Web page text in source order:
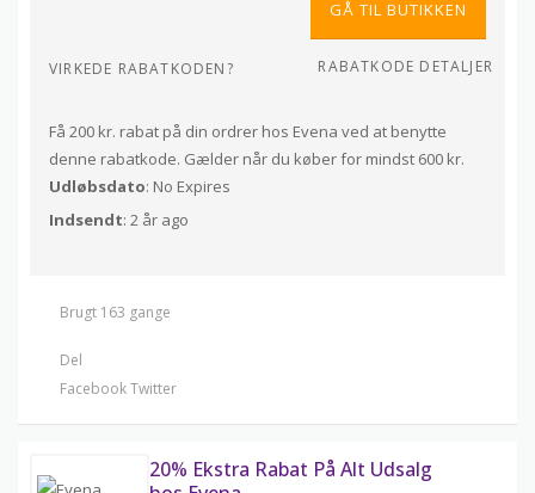
GÅ TIL BUTIKKEN
VIRKEDE RABATKODEN? RABATKODE DETALJER
Få 200 kr. rabat på din ordrer hos Evena ved at benytte
denne rabatkode. Gælder når du køber for mindst 600 kr.
Udløbsdato: No Expires
Indsendt: 2 år ago
Brugt 163 gange
Del
FacebookTwitter
20% Ekstra Rabat På Alt Udsalg